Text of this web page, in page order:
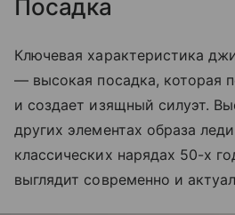
Посадка
Ключевая характеристика
— высокая посадка, которая
и создает изящный силуэт.
других элементах образа
классических нарядах 50-х
выглядит современно и